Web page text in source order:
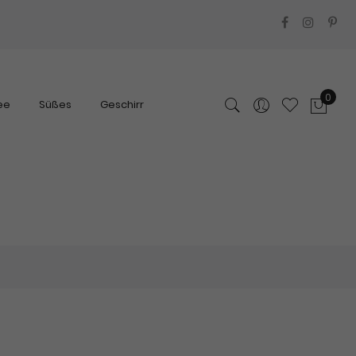
Süßes Geschirr 0